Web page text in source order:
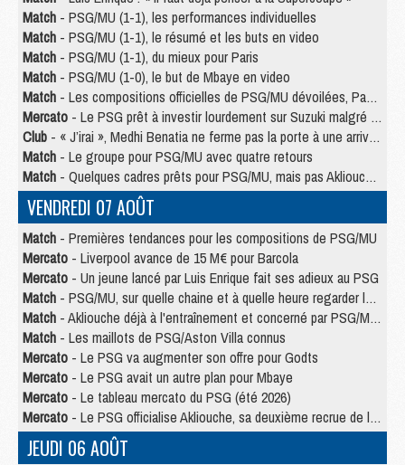
Match - PSG/MU (1-1), les performances individuelles
Match - PSG/MU (1-1), le résumé et les buts en video
Match - PSG/MU (1-1), du mieux pour Paris
Match - PSG/MU (1-0), le but de Mbaye en video
Match - Les compositions officielles de PSG/MU dévoilées, Pacho titulaire
Mercato - Le PSG prêt à investir lourdement sur Suzuki malgré Safonov et Chevalier
Club - « J’irai », Medhi Benatia ne ferme pas la porte à une arrivée au PSG
Match - Le groupe pour PSG/MU avec quatre retours
Match - Quelques cadres prêts pour PSG/MU, mais pas Akliouche ?
VENDREDI 07 AOÛT
Match - Premières tendances pour les compositions de PSG/MU
Mercato - Liverpool avance de 15 M€ pour Barcola
Mercato - Un jeune lancé par Luis Enrique fait ses adieux au PSG
Match - PSG/MU, sur quelle chaine et à quelle heure regarder le match ?
Match - Akliouche déjà à l'entraînement et concerné par PSG/MU ?
Match - Les maillots de PSG/Aston Villa connus
Mercato - Le PSG va augmenter son offre pour Godts
Mercato - Le PSG avait un autre plan pour Mbaye
Mercato - Le tableau mercato du PSG (été 2026)
Mercato - Le PSG officialise Akliouche, sa deuxième recrue de l’été
JEUDI 06 AOÛT